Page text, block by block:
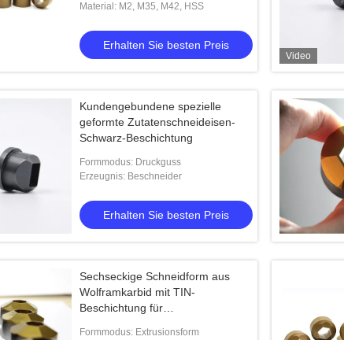
Material: M2, M35, M42, HSS
Erhalten Sie besten Preis
Video
Kundengebundene spezielle
geformte Zutatenschneideisen-
Schwarz-Beschichtung
Formmodus: Druckguss
Erzeugnis: Beschneider
Erhalten Sie besten Preis
Sechseckige Schneidform aus
Wolframkarbid mit TIN-
Beschichtung für
Formmodus: Extrusionsform